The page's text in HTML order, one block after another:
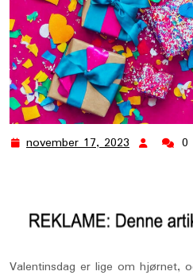
november 17, 2023 november0
Valentinsdag er lige om